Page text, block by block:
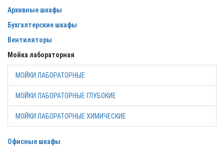
Архивные шкафы
Бухгалтерские шкафы
Вентиляторы
Мойка лабораторная
МОЙКИ ЛАБОРАТОРНЫЕ
МОЙКИ ЛАБОРАТОРНЫЕ ГЛУБОКИЕ
МОЙКИ ЛАБОРАТОРНЫЕ ХИМИЧЕСКИЕ
Офисные шкафы